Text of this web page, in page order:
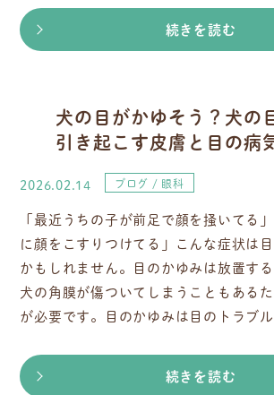
続きを読む
犬の目がかゆそう？犬の
引き起こす皮膚と目の病
2026.02.14 ブログ 眼科
「最近うちの子が前足で顔を掻いてる
に顔をこすりつけてる」こんな症状は
かもしれません。目のかゆみは放置す
犬の角膜が傷ついてしまうこともある
が必要です。目のかゆみは目のトラブ
続きを読む